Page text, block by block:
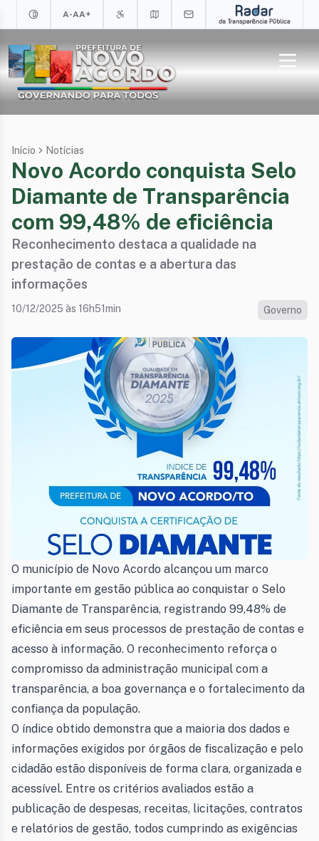
A-AA+
Início Notícias
Novo Acordo conquista Selo
Diamante de Transparência
com 99,48% de eficiência
Reconhecimento destaca a qualidade na
prestação de contas e a abertura das
informações
10/12/2025 às 16h51min Governo
O município de Novo Acordo alcançou um marco
importante em gestão pública ao conquistar o Selo
Diamante de Transparência, registrando 99,48% de
eficiência em seus processos de prestação de contas e
acesso à informação. O reconhecimento reforça o
compromisso da administração municipal com a
transparência, a boa governança e o fortalecimento da
confiança da população.
O índice obtido demonstra que a maioria dos dados e
informações exigidos por órgãos de fiscalização e pelo
cidadão estão disponíveis de forma clara, organizada e
acessível. Entre os critérios avaliados estão a
publicação de despesas, receitas, licitações, contratos
e relatórios de gestão, todos cumprindo as exigências